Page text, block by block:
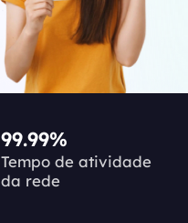
99.99%
Tempo de atividade
da rede